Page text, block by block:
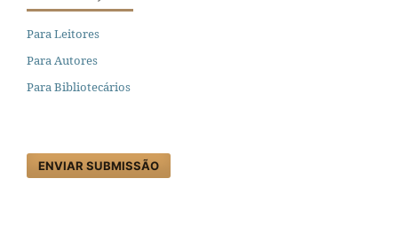
Para Leitores
Para Autores
Para Bibliotecários
ENVIAR SUBMISSÃO